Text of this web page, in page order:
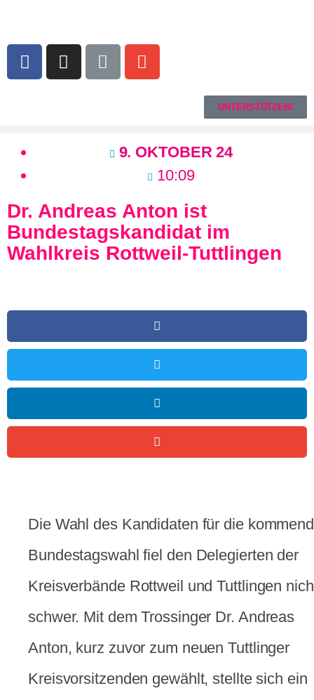
UNTERSTÜTZEN!
9. OKTOBER 24
10:09
Dr. Andreas Anton ist
Bundestagskandidat im
Wahlkreis Rottweil-Tuttlingen
Die Wahl des Kandidaten für die
Bundestagswahl fiel den Delegierten der
Kreisverbände Rottweil und Tuttlingen
schwer. Mit dem Trossinger Dr. Andreas
Anton, kurz zuvor zum neuen Tuttlinger
Kreisvorsitzenden gewählt, stellte sich ein